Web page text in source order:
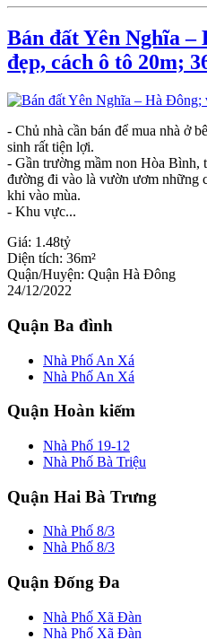
Bán đất Yên Nghĩa
đẹp, cách ô tô 20m;
- Chủ nhà cần bán để mua nhà ở
sinh rất tiện lợi.
- Gần trường mầm non Hòa Bình,
đường đi vào là vườn ươm những
khi vào mùa.
- Khu vực...
Giá: 1.48tỷ
Diện tích: 36m²
Quận/Huyện: Quận Hà Đông
24/12/2022
Quận Ba đình
Nhà Phố An Xá
Nhà Phố An Xá
Quận Hoàn kiếm
Nhà Phố 19-12
Nhà Phố Bà Triệu
Quận Hai Bà Trưng
Nhà Phố 8/3
Nhà Phố 8/3
Quận Đống Đa
Nhà Phố Xã Đàn
Nhà Phố Xã Đàn